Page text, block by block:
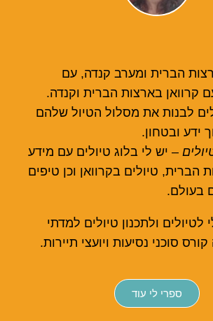
הברית ומערב קנדה, עם
קרוואן בארצות הברית וקנדה.
לבנות את מסלול הטיול שלהם
ידע ובטחון.
– יש לי בלוג טיולים עם מידע
הברית, טיולים בקרוואן וכן טיפים
בעולם.
ולתכנון טיולים למדתי
סוכני נסיעות ויועצי תיירות.
ספרי לי עוד